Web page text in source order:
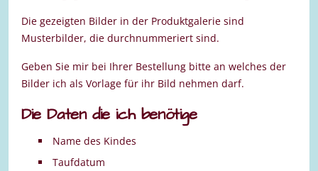
Die gezeigten Bilder in der Produktgalerie sind
Musterbilder, die durchnummeriert sind.
Geben Sie mir bei Ihrer Bestellung bitte an welches der
Bilder ich als Vorlage für ihr Bild nehmen darf.
Die Daten die ich benötige
Name des Kindes
Taufdatum